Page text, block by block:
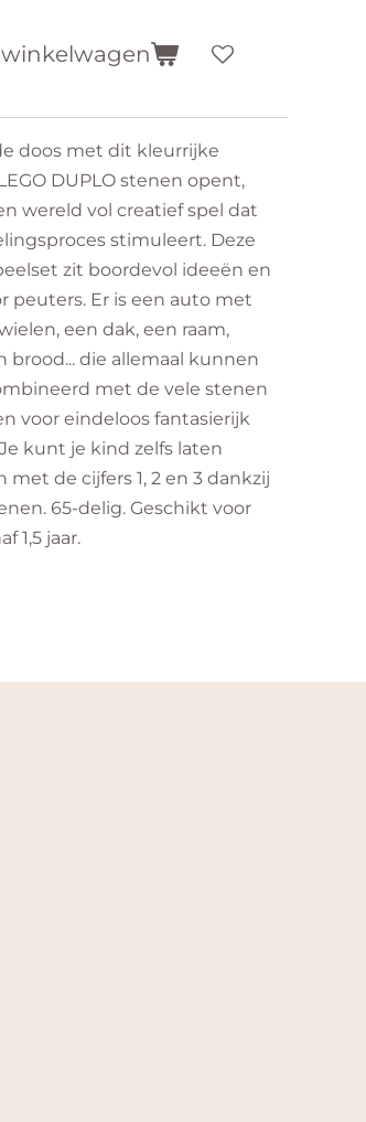
doos met dit kleurrijke
DUPLO stenen opent,
wereld vol creatief spel dat
stimuleert. Deze
zit boordevol ideeën en
peuters. Er is een auto met
een dak, een raam,
brood... die allemaal kunnen
met de vele stenen
voor eindeloos fantasierijk
kunt je kind zelfs laten
met de cijfers 1, 2 en 3 dankzij
65-delig. Geschikt voor
1,5 jaar.